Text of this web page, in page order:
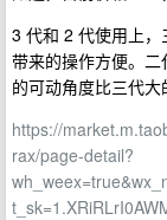
3 代和 2 代使用上
带来的操作方便。
的可动角度比三代大
https://
rax/page-detail?